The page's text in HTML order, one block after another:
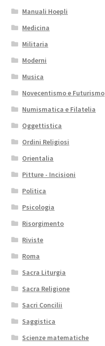
Manuali Hoepli
Medicina
Militaria
Moderni
Musica
Novecentismo e Futurismo
Numismatica e Filatelia
Oggettistica
Ordini Religiosi
Orientalia
Pitture - Incisioni
Politica
Psicologia
Risorgimento
Riviste
Roma
Sacra Liturgia
Sacra Religione
Sacri Concilii
Saggistica
Scienze matematiche